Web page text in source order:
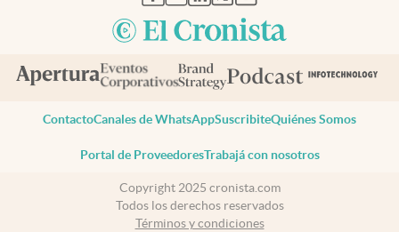
ContactoCanales de WhatsAppSuscribiteQuiénes Somos
Portal de ProveedoresTrabajá con nosotros
Copyright 2025 cronista.com
Todos los derechos reservados
Términos y condiciones